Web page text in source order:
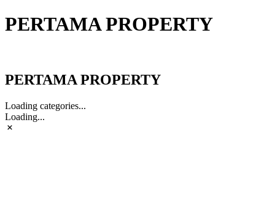
PERTAMA PROPERTY
PERTAMA PROPERTY
Loading categories...
Loading...